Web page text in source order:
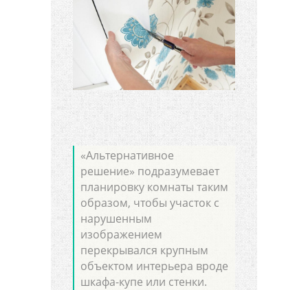
«Альтернативное
решение» подразумевает
планировку комнаты таким
образом, чтобы участок с
нарушенным
изображением
перекрывался крупным
объектом интерьера вроде
шкафа-купе или стенки.